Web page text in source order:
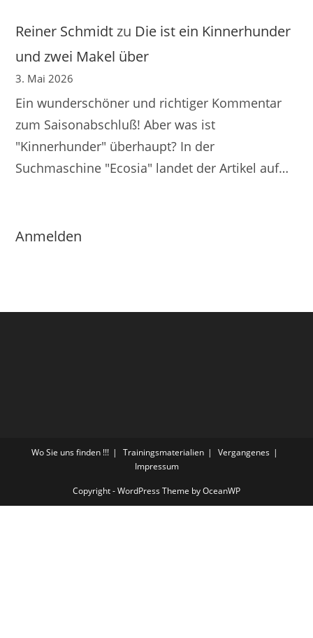
Reiner Schmidtzu Die ist ein Kinnerhunder
und zwei Makel über
3. Mai 2026
Ein wunderschöner und richtiger Kommentar
zum Saisonabschluß! Aber was ist
"Kinnerhunder" überhaupt? In der
Suchmaschine "Ecosia" landet der Artikel auf…
Anmelden
Wo Sie uns finden !!! Trainingsmaterialien
Vergangenes
Impressum
Copyright - WordPress Theme by OceanWP